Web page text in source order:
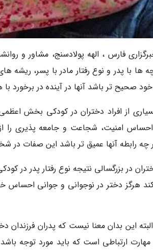
فارس ، الهه پولادسنج، مشاور و
ها با پدر و نوع رفتار مادر با پسر،
خود صحیح تر باشد آنها در آینده در
از افراد دختران در کودکی بخش
احساس امنیت، شجاعت و جامعه پذیری را
رابطه آنها عمیق تر باشد این صفات
در بزرگسالی نتیجه نوع رفتار پدر در
کند هرگز دختر در نوجوانی و جوانی
این بدان معنا نیست که پدران فرزندان
مهارت ارتباطی است که باید مورد توجه